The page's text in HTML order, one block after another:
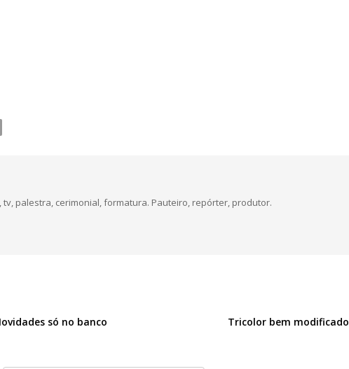
palestra, cerimonial, formatura. Pauteiro, repórter, produtor.
só no banco Tricolor bem modificado